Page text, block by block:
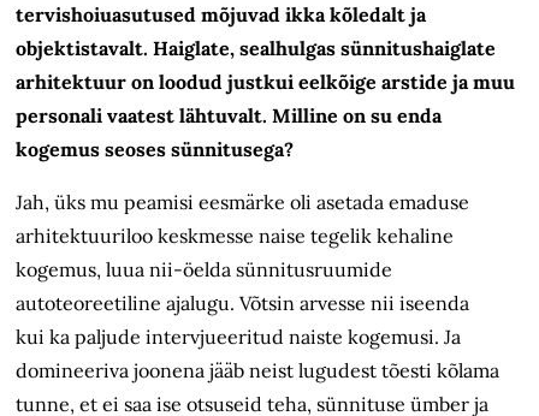
tervishoiuasutused mõjuvad ikka kõledalt ja
objektistavalt. Haiglate, sealhulgas sünnitushaiglate
arhitektuur on loodud justkui eelkõige arstide ja muu
personali vaatest lähtuvalt. Milline on su enda
kogemus seoses sünnitusega?
Jah, üks mu peamisi eesmärke oli asetada emaduse
arhitektuuriloo keskmesse naise tegelik kehaline
kogemus, luua nii-öelda sünnitusruumide
autoteoreetiline ajalugu. Võtsin arvesse nii iseenda
kui ka paljude intervjueeritud naiste kogemusi. Ja
domineeriva joonena jääb neist lugudest tõesti kõlama
tunne, et ei saa ise otsuseid teha, sünnituse ümber ja